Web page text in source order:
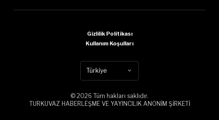
Gizlilik Politikası
Kullanım Koşulları
Türkiye
© 2026 Tüm hakları saklıdır.
TURKUVAZ HABERLEŞME VE YAYINCILIK ANONİM ŞİRKETİ